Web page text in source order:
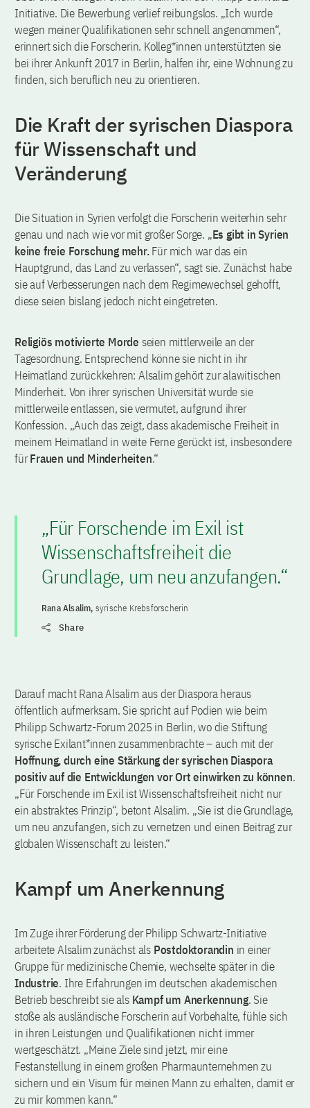
Initiative. Die Bewerbung verlief reibungslos. „Ich wurde
wegen meiner Qualifikationen sehr schnell angenommen“,
erinnert sich die Forscherin. Kolleg*innen unterstützten sie
bei ihrer Ankunft 2017 in Berlin, halfen ihr, eine Wohnung zu
finden, sich beruflich neu zu orientieren.
Die Kraft der syrischen Diaspora
für Wissenschaft und
Veränderung
Die Situation in Syrien verfolgt die Forscherin weiterhin sehr
genau und nach wie vor mit großer Sorge. „Es gibt in Syrien
keine freie Forschung mehr.Für mich war das ein
Hauptgrund, das Land zu verlassen“, sagt sie. Zunächst habe
sie auf Verbesserungen nach dem Regimewechsel gehofft,
diese seien bislang jedoch nicht eingetreten.
Religiös motivierte Morde seien mittlerweile an der
Tagesordnung. Entsprechend könne sie nicht in ihr
Heimatland zurückkehren: Alsalim gehört zur alawitischen
Minderheit. Von ihrer syrischen Universität wurde sie
mittlerweile entlassen, sie vermutet, aufgrund ihrer
Konfession. „Auch das zeigt, dassakademische Freiheit in
meinem Heimatland in weite Ferne gerückt ist, insbesondere
fürFrauen und Minderheiten.“
„Für Forschende im Exil ist
Wissenschaftsfreiheit die
Grundlage, um neu anzufangen.“
Rana Alsalim, syrische Krebsforscherin
Share
Darauf macht Rana Alsalim aus der Diaspora heraus
öffentlich aufmerksam. Sie spricht auf Podien wie beim
Philipp Schwartz-Forum 2025 in Berlin, wo die Stiftung
syrische Exilant*innen zusammenbrachte – auch mit der
Hoffnung, durch eine Stärkung der syrischen Diaspora
positiv auf die Entwicklungen vor Ort einwirken zu können.
„Für Forschende im Exil ist Wissenschaftsfreiheit nicht nur
ein abstraktes Prinzip“, betont Alsalim. „Sie ist die Grundlage,
um neu anzufangen, sich zu vernetzen und einen Beitrag zur
globalen Wissenschaft zu leisten.“
Kampf um Anerkennung
Im Zuge ihrer Förderung der Philipp Schwartz-Initiative
arbeitete Alsalim zunächst als Postdoktorandin in einer
Gruppe für medizinische Chemie, wechselte später in die
Industrie. Ihre Erfahrungen im deutschen akademischen
Betrieb beschreibt sie als Kampf um Anerkennung. Sie
stoße als ausländische Forscherin auf Vorbehalte, fühle sich
in ihren Leistungen und Qualifikationen nicht immer
wertgeschätzt. „Meine Ziele sind jetzt, mir eine
Festanstellung in einem großen Pharmaunternehmen zu
sichern und ein Visum für meinen Mann zu erhalten, damit er
zu mir kommen kann.“